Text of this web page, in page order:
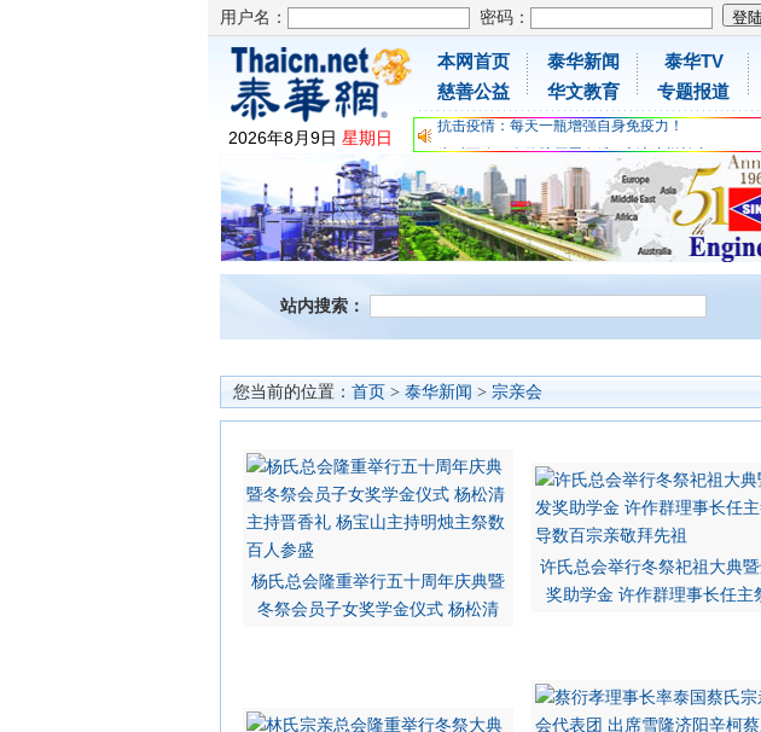
用户名： 密码：
2026年8月9日 星期日
本网首页
慈善公益
泰华新闻
华文教育
泰华TV
专题报道
为时不晚，人体胶原蛋白维C应该这样补充
关爱儿童健康，免费领取日本原装尤妮佳超立体儿
抗击疫情：每天一瓶增强自身免疫力！
为时不晚，人体胶原蛋白维C应该这样补充
关爱儿童健康，免费领取日本原装尤妮佳超立体儿
抗击疫情：每天一瓶增强自身免疫力！
站内搜索：
您当前的位置： 首页 > 泰华新闻 > 宗亲会
杨氏总会隆重举行五十周年庆典暨
冬祭会员子女奖学金仪式 杨松清
许氏总会举行冬祭祀祖大典
奖助学金 许作群理事长任主